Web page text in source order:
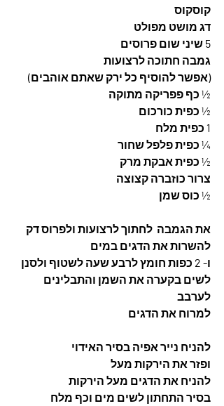
קוסקוס
דג מושט מפולט
5 שיני שום פרוסים
גמבה חתוכה לרצועות
(אפשר להוסיף כל ירק שאתם אוהבים)
½ כף פפריקה מתוקה
½ כפית כורכום
1 כפית מלח
¼ כפית פלפל שחור
½ כפית אבקת מרק
צרור כוזברה קצוצה
½ כוס שמן
את הגמבה  לחתוך לרצועות ולפרוס דק
להשרות את הדגים במים
ו- 2 כפות חומץ לרבע שעה לשטוף ולסנן
לשים בקערה את השמן והתבלינים
לערבב
למרוח את הדגים
להניח נייר אפיה בסיר האידוי
ופזר את הירקות מעל
להניח את הדגים מעל הירקות
בסיר התחתון לשים מים וכף מלח